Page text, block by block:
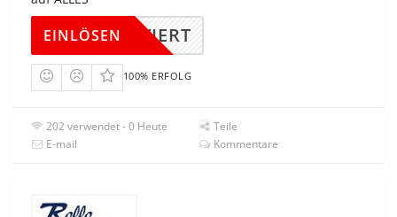
KTIVIERT
EINLÖSEN
100% ERFOLG
202 verwendet - 0 Heute
Teile
E-mail
Kommentare